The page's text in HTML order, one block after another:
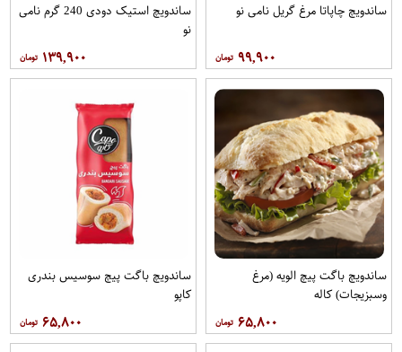
ساندویچ چاپاتا مرغ گریل نامی نو
۹۹,۹۰۰
ساندویچ استیک دودی 240 گرم نامی
نو
۱۳۹,۹۰۰
ساندویچ باگت پیچ الویه (مرغ
وسبزیجات) کاله
۶۵,۸۰۰
ساندویچ باگت پیچ سوسیس بندری
کاپو
۶۵,۸۰۰